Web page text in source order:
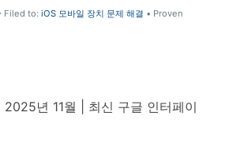
Filed to: iOS 모바일 장치 문제 해결 • Proven
2025년 11월 | 최신 구글 인터페이